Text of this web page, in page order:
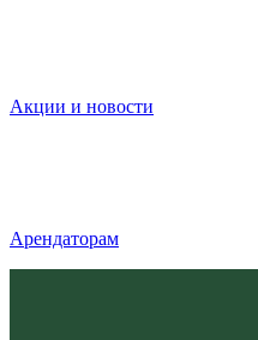
Акции и новости
Арендаторам